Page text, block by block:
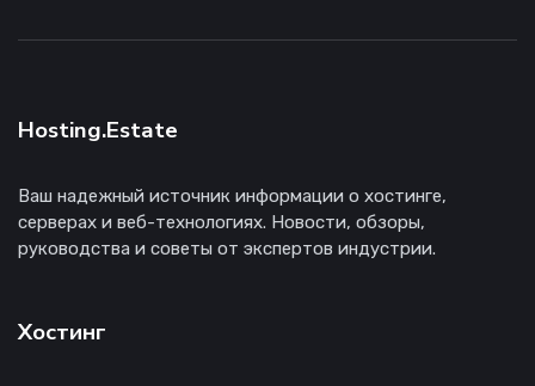
Hosting.Estate
Ваш надежный источник информации о хостинге,
серверах и веб-технологиях. Новости, обзоры,
руководства и советы от экспертов индустрии.
Хостинг